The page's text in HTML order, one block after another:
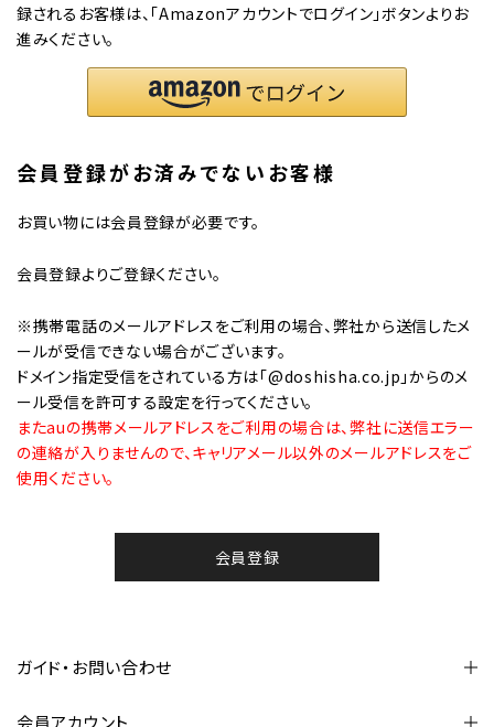
録されるお客様は、「Amazonアカウントでログイン」ボタンよりお
進みください。
会員登録がお済みでないお客様
お買い物には会員登録が必要です。
会員登録よりご登録ください。
※携帯電話のメールアドレスをご利用の場合、弊社から送信したメ
ールが受信できない場合がございます。
ドメイン指定受信をされている方は「@doshisha.co.jp」からのメ
ール受信を許可する設定を行ってください。
またauの携帯メールアドレスをご利用の場合は、弊社に送信エラー
の連絡が入りませんので、キャリアメール以外のメールアドレスをご
使用ください。
会員登録
ガイド・お問い合わせ
会員アカウント